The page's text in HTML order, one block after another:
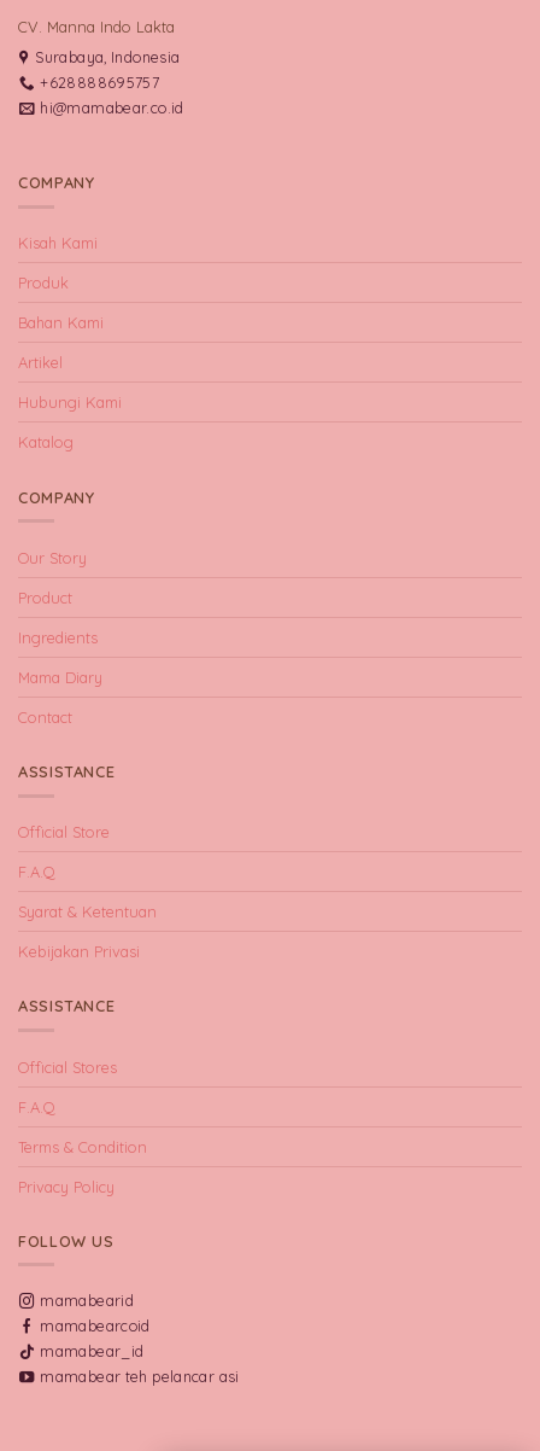
CV. Manna Indo Lakta
Surabaya, Indonesia
+628888695757
hi@mamabear.co.id
COMPANY
Kisah Kami
Produk
Bahan Kami
Artikel
Hubungi Kami
Katalog
COMPANY
Our Story
Product
Ingredients
Mama Diary
Contact
ASSISTANCE
Official Store
F.A.Q
Syarat & Ketentuan
Kebijakan Privasi
ASSISTANCE
Official Stores
F.A.Q
Terms & Condition
Privacy Policy
FOLLOW US
mamabearid
mamabearcoid
mamabear_id
mamabear teh pelancar asi